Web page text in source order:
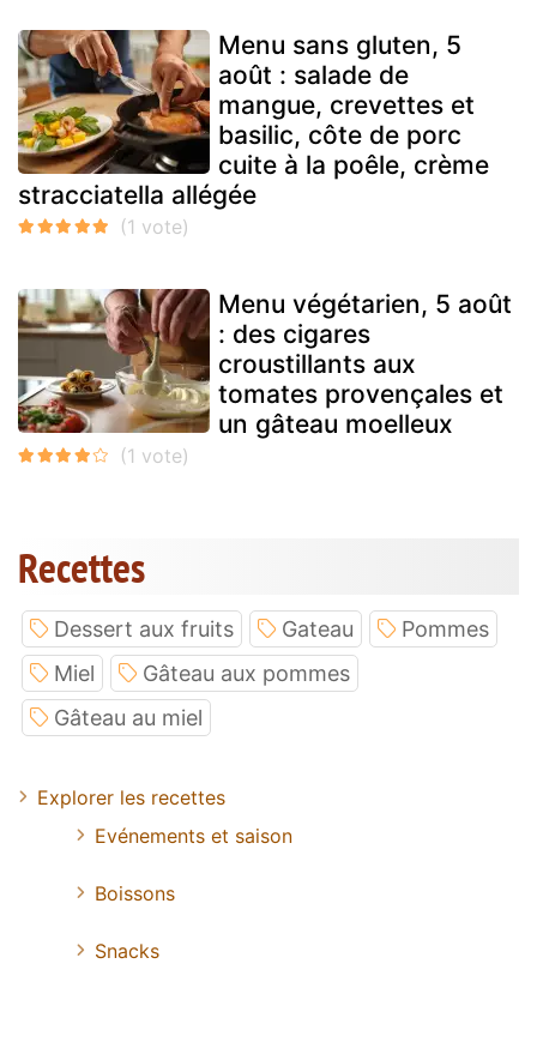
Menu sans gluten, 5
août : salade de
mangue, crevettes et
basilic, côte de porc
cuite à la poêle, crème
stracciatella allégée
Menu végétarien, 5 août
: des cigares
croustillants aux
tomates provençales et
un gâteau moelleux
Recettes
Dessert aux fruits Gateau
Pommes
Miel
Gâteau aux pommes
Gâteau au miel
Explorer les recettes
Evénements et saison
Boissons
Snacks